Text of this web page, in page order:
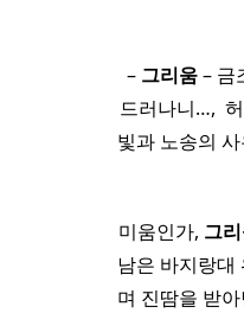
– 그리움– 금
드러나니…,
빛과 노송의
미움인가, 그
남은 바지랑대
며 진땀을 받